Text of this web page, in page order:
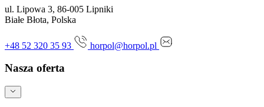
ul. Lipowa 3, 86-005 Lipniki
Białe Błota, Polska
+48 52 320 35 93 horpol@horpol.pl
Nasza oferta